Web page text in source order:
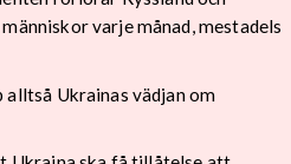
varje månad, mestadels
Ukrainas vädjan om